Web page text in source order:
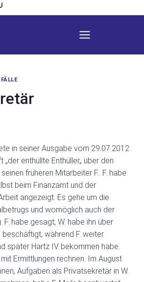
in seiner Ausgabe vom 29.07.2012
enthüllte Enthüller„ über den
früheren Mitarbeiter F.. F. habe
beim Finanzamt und der
angezeigt. Es gehe um die
und womöglich auch der
F. habe gesagt, W. habe ihn über
während F. weiter
später Hartz IV bekommen habe.
Ermittlungen rechnen. Im August
Aufgaben als Privatsekretär in W.